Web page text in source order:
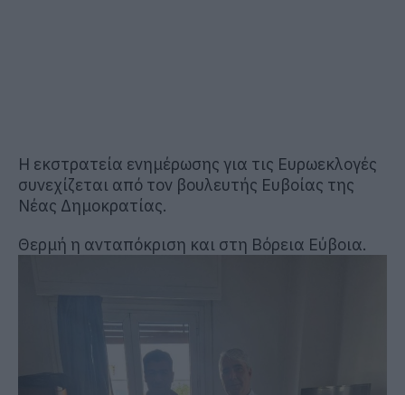
Η εκστρατεία ενημέρωσης για τις Ευρωεκλογές
συνεχίζεται από τον βουλευτής Ευβοίας της
Νέας Δημοκρατίας.
Θερμή η ανταπόκριση και στη Βόρεια Εύβοια.